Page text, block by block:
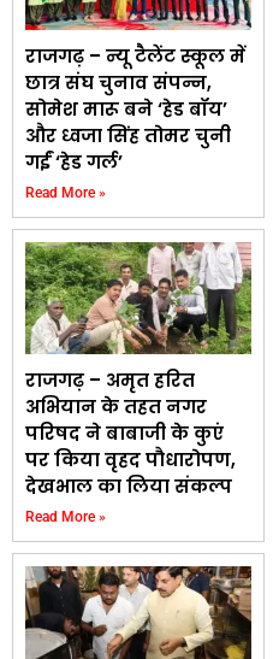
राजगढ़ – न्यू टैलेंट स्कूल में
छात्र संघ चुनाव संपन्न,
सोमेश मारू बने ‘हेड बॉय’
और ध्वजा सिंह तोमर चुनी
गईं ‘हेड गर्ल’
Read More »
राजगढ़ – अमृत हरित
अभियान के तहत नगर
परिषद ने बाबाजी के कुएं
पर किया वृहद पौधारोपण,
देखभाल का लिया संकल्प
Read More »